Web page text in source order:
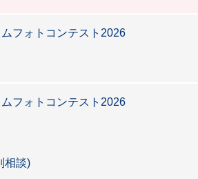
フォトコンテスト2026
フォトコンテスト2026
相談)